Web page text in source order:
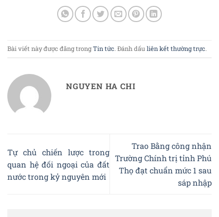
Bài viết này được đăng trongTin tức. Đánh dấuliên kết thường trực.
NGUYEN HA CHI
Tự chủ chiến lược trong
quan hệ đối ngoại của đất
nước trong kỷ nguyên mới
Trao Bằng công nhận
Trường Chính trị tỉnh Phú
Thọ đạt chuẩn mức 1 sau
sáp nhập